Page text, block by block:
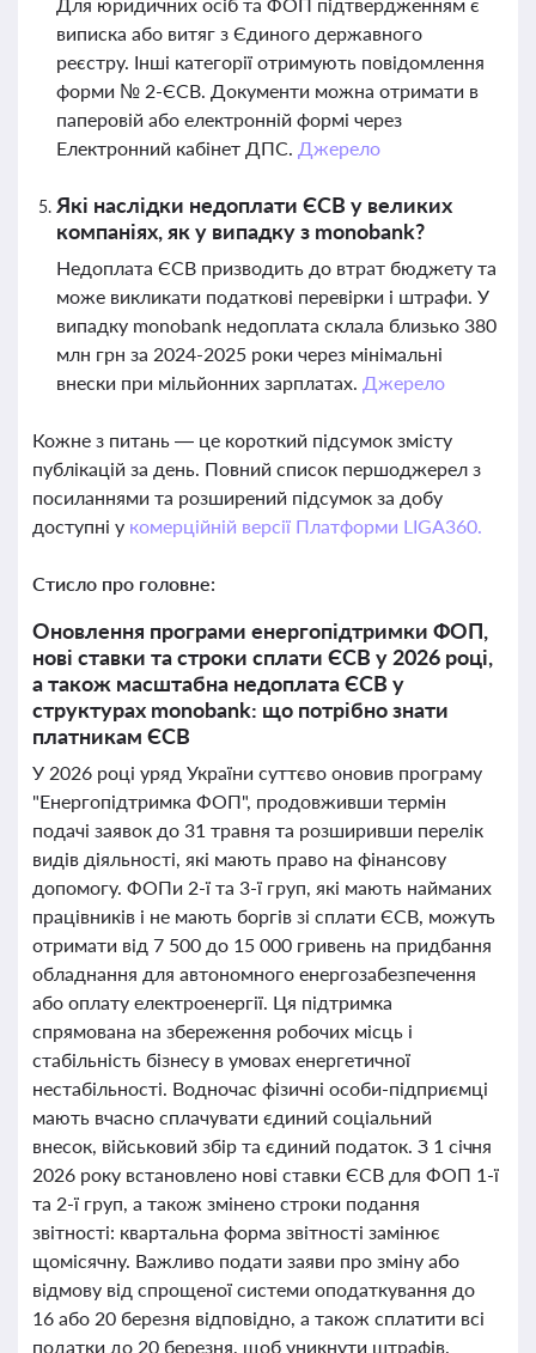
виписка або витяг з Єдиного державного
реєстру. Інші категорії отримують повідомлення
форми № 2-ЄСВ. Документи можна отримати в
паперовій або електронній формі через
Електронний кабінет ДПС. Джерело
Які наслідки недоплати ЄСВ у великих
компаніях, як у випадку з monobank?
Недоплата ЄСВ призводить до втрат бюджету та
може викликати податкові перевірки і штрафи. У
випадку monobank недоплата склала близько 380
млн грн за 2024-2025 роки через мінімальні
внески при мільйонних зарплатах. Джерело
Кожне з питань — це короткий підсумок змісту
публікацій за день. Повний список першоджерел з
посиланнями та розширений підсумок за добу
доступні у комерційній версії Платформи LIGA360.
Стисло про головне:
Оновлення програми енергопідтримки ФОП,
нові ставки та строки сплати ЄСВ у 2026 році,
а також масштабна недоплата ЄСВ у
структурах monobank: що потрібно знати
платникам ЄСВ
У 2026 році уряд України суттєво оновив програму
"Енергопідтримка ФОП", продовживши термін
подачі заявок до 31 травня та розширивши перелік
видів діяльності, які мають право на фінансову
допомогу. ФОПи 2-ї та 3-ї груп, які мають найманих
працівників і не мають боргів зі сплати ЄСВ, можуть
отримати від 7 500 до 15 000 гривень на придбання
обладнання для автономного енергозабезпечення
або оплату електроенергії. Ця підтримка
спрямована на збереження робочих місць і
стабільність бізнесу в умовах енергетичної
нестабільності. Водночас фізичні особи-підприємці
мають вчасно сплачувати єдиний соціальний
внесок, військовий збір та єдиний податок. З 1 січня
2026 року встановлено нові ставки ЄСВ для ФОП 1-ї
та 2-ї груп, а також змінено строки подання
звітності: квартальна форма звітності замінює
щомісячну. Важливо подати заяви про зміну або
відмову від спрощеної системи оподаткування до
16 або 20 березня відповідно, а також сплатити всі
податки до 20 березня, щоб уникнути штрафів.